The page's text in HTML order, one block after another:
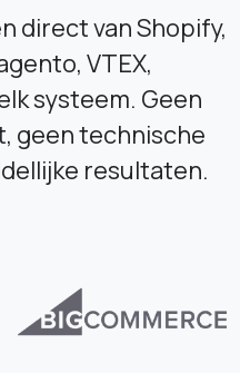
direct van Shopify,
VTEX,
systeem. Geen
geen technische
resultaten.